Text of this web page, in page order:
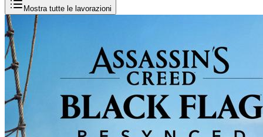
Mostra tutte le lavorazioni